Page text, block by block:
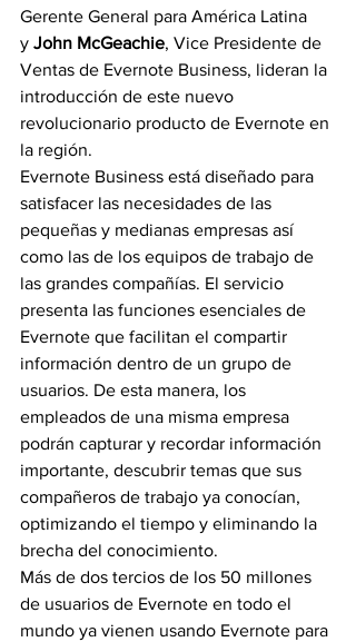
Gerente General para América Latina
y John McGeachie, Vice Presidente de
Ventas de Evernote Business, lideran la
introducción de este nuevo
revolucionario producto de Evernote en
la región.
Evernote Business está diseñado para
satisfacer las necesidades de las
pequeñas y medianas empresas así
como las de los equipos de trabajo de
las grandes compañías. El servicio
presenta las funciones esenciales de
Evernote que facilitan el compartir
información dentro de un grupo de
usuarios. De esta manera, los
empleados de una misma empresa
podrán capturar y recordar información
importante, descubrir temas que sus
compañeros de trabajo ya conocían,
optimizando el tiempo y eliminando la
brecha del conocimiento.
Más de dos tercios de los 50 millones
de usuarios de Evernote en todo el
mundo ya vienen usando Evernote para